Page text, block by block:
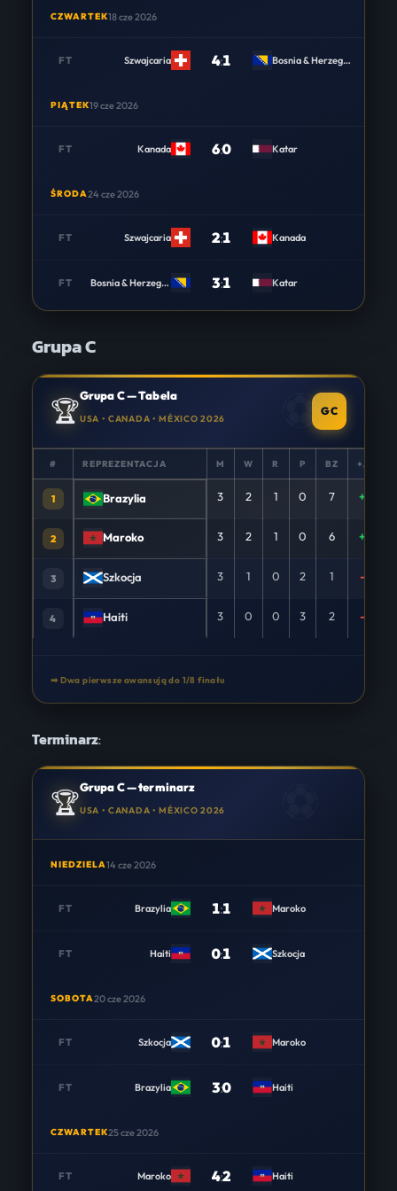
CZWARTEK18 cze 2026
FT Szwajcaria 4:1 Bosnia & Herzegovina
PIĄTEK19 cze 2026
FT Kanada 6:0 Katar
ŚRODA24 cze 2026
FT Szwajcaria 2:1 Kanada
FT Bosnia & Herzegovina 3:1 Katar
Grupa C
🏆Grupa C — Tabela
USA • CANADA • MÉXICO 2026
GC
# REPREZENTACJA M W R P BZ +/−
1 Brazylia 3 2 1 0 7 +6
2 Maroko 3 2 1 0 6 +3
3 Szkocja 3 1 0 2 1 -3
4 Haiti 3 0 0 3 2 -6
➡ Dwa pierwsze awansują do 1/8 finału
Terminarz:
🏆Grupa C — terminarz
USA • CANADA • MÉXICO 2026
NIEDZIELA14 cze 2026
FT Brazylia 1:1 Maroko
FT Haiti 0:1 Szkocja
SOBOTA20 cze 2026
FT Szkocja 0:1 Maroko
FT Brazylia 3:0 Haiti
CZWARTEK25 cze 2026
FT Maroko 4:2 Haiti